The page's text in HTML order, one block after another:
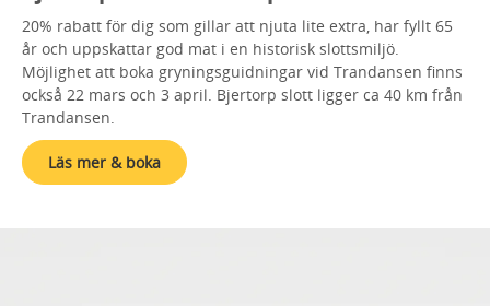
20% rabatt för dig som gillar att njuta lite extra, har fyllt 65
år och uppskattar god mat i en historisk slottsmiljö.
Möjlighet att boka gryningsguidningar vid Trandansen finns
också 22 mars och 3 april. Bjertorp slott ligger ca 40 km från
Trandansen.
Läs mer & boka